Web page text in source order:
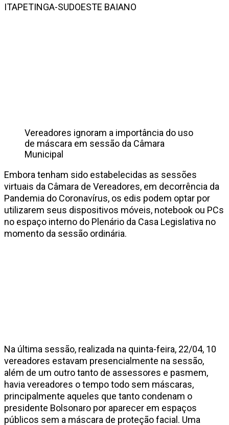
ITAPETINGA-SUDOESTE BAIANO
Vereadores ignoram a importância do uso
de máscara em sessão da Câmara
Municipal
Embora tenham sido estabelecidas as sessões
virtuais da Câmara de Vereadores, em decorrência da
Pandemia do Coronavírus, os edis podem optar por
utilizarem seus dispositivos móveis, notebook ou PCs
no espaço interno do Plenário da Casa Legislativa no
momento da sessão ordinária.
Na última sessão, realizada na quinta-feira, 22/04, 10
vereadores estavam presencialmente na sessão,
além de um outro tanto de assessores e pasmem,
havia vereadores o tempo todo sem máscaras,
principalmente aqueles que tanto condenam o
presidente Bolsonaro por aparecer em espaços
públicos sem a máscara de proteção facial. Uma